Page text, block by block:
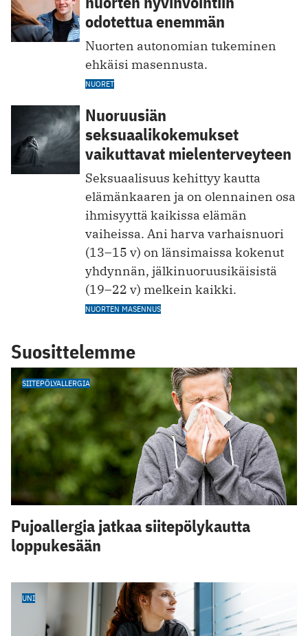
odotettua enemmän
Nuorten autonomian tukeminen
ehkäisi masennusta.
NUORET
Nuoruusiän
seksuaalikokemukset
vaikuttavat mielenterveyteen
Seksuaalisuus kehittyy kautta
elämänkaaren ja on olennainen osa
ihmisyyttä kaikissa elämän
vaiheissa. Ani harva varhaisnuori
(13–15 v) on länsimaissa kokenut
yhdynnän, jälkinuoruusikäisistä
(19–22 v) melkein kaikki.
NUORTEN MASENNUS
Suosittelemme
SIITEPÖLYALLERGIA
Pujoallergia jatkaa siitepölykautta
loppukesään
UNI